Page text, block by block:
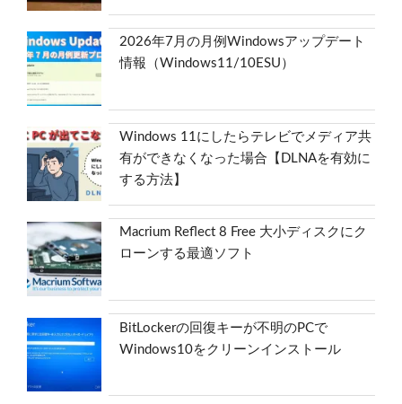
2026年7月の月例Windowsアップデート
情報（Windows11/10ESU）
Windows 11にしたらテレビでメディア共
有ができなくなった場合【DLNAを有効に
する方法】
Macrium Reflect 8 Free 大小ディスクにク
ローンする最適ソフト
BitLockerの回復キーが不明のPCで
Windows10をクリーンインストール